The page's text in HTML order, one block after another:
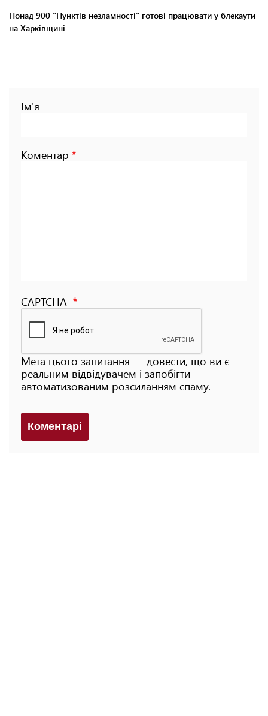
Понад 900 "Пунктів незламності" готові працювати у блекаути
на Харківщині
Ім'я
Коментар
CAPTCHA
Мета цього запитання — довести, що ви є
реальним відвідувачем і запобігти
автоматизованим розсиланням спаму.
Коментарi